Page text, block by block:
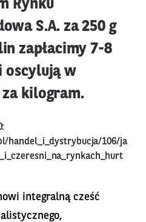
Rynku
S.A. za 250 g
zapłacimy 7-8
oscylują w
za kilogram.
handel_i_dystrybucja/106/ja
integralną cześć